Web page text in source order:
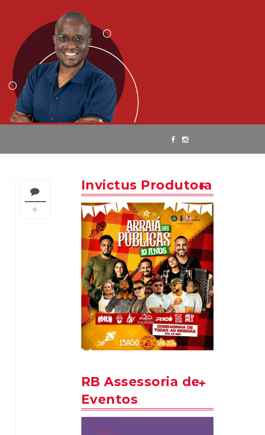
0
Invictus Produtora
RB Assessoria de
Eventos